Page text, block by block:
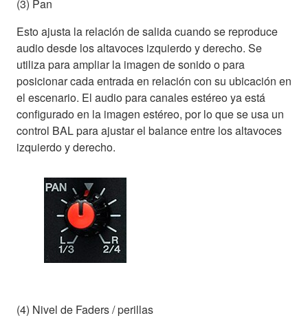
(3) Pan
Esto ajusta la relación de salida cuando se reproduce
audio desde los altavoces izquierdo y derecho. Se
utiliza para ampliar la imagen de sonido o para
posicionar cada entrada en relación con su ubicación en
el escenario. El audio para canales estéreo ya está
configurado en la imagen estéreo, por lo que se usa un
control BAL para ajustar el balance entre los altavoces
izquierdo y derecho.
(4) Nivel de Faders / perillas